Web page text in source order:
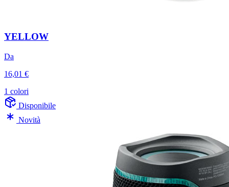
YELLOW
Da
16,01 €
1 colori
Disponibile
Novità